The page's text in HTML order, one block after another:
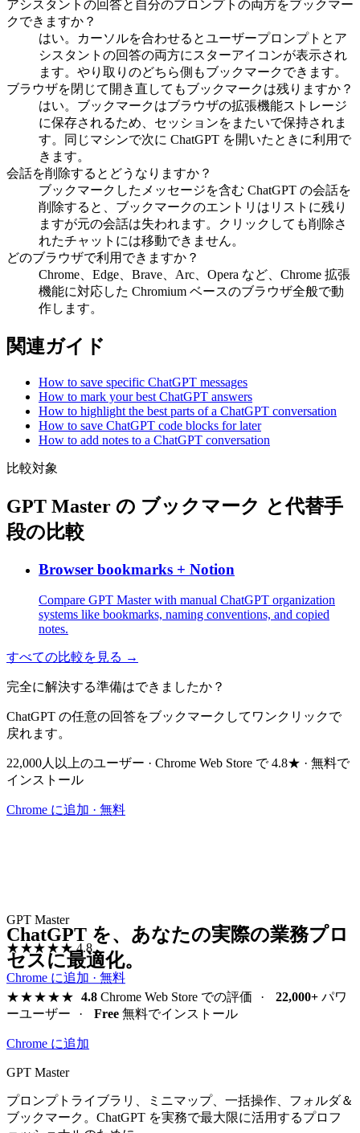
アシスタントの回答と自分のプロンプトの両方をブックマー
クできますか？
はい。カーソルを合わせるとユーザープロンプトとア
シスタントの回答の両方にスターアイコンが表示され
ます。やり取りのどちら側もブックマークできます。
ブラウザを閉じて開き直してもブックマークは残りますか？
はい。ブックマークはブラウザの拡張機能ストレージ
に保存されるため、セッションをまたいで保持されま
す。同じマシンで次に ChatGPT を開いたときに利用で
きます。
会話を削除するとどうなりますか？
ブックマークしたメッセージを含む ChatGPT の会話を
削除すると、ブックマークのエントリはリストに残り
ますが元の会話は失われます。クリックしても削除さ
れたチャットには移動できません。
どのブラウザで利用できますか？
Chrome、Edge、Brave、Arc、Opera など、Chrome 拡張
機能に対応した Chromium ベースのブラウザ全般で動
作します。
関連ガイド
How to save specific ChatGPT messages
How to mark your best ChatGPT answers
How to highlight the best parts of a ChatGPT conversation
How to save ChatGPT code blocks for later
How to add notes to a ChatGPT conversation
比較対象
GPT Master の ブックマーク と代替手
段の比較
Browser bookmarks + Notion
Compare GPT Master with manual ChatGPT organization
systems like bookmarks, naming conventions, and copied
notes.
すべての比較を見る →
完全に解決する準備はできましたか？
ChatGPT の任意の回答をブックマークしてワンクリックで
戻れます。
22,000人以上のユーザー · Chrome Web Store で 4.8★ · 無料で
インストール
Chrome に追加 · 無料
GPT Master
★★★★★4.8
Chrome に追加 · 無料
ChatGPT を、あなたの実際の業務プロ
セスに最適化。
★★★★★ 4.8Chrome Web Store での評価 · 22,000+パワ
ーユーザー
· Free 無料でインストール
Chrome に追加
GPT Master
プロンプトライブラリ、ミニマップ、一括操作、フォルダ＆
ブックマーク。ChatGPT を実務で最大限に活用するプロフ